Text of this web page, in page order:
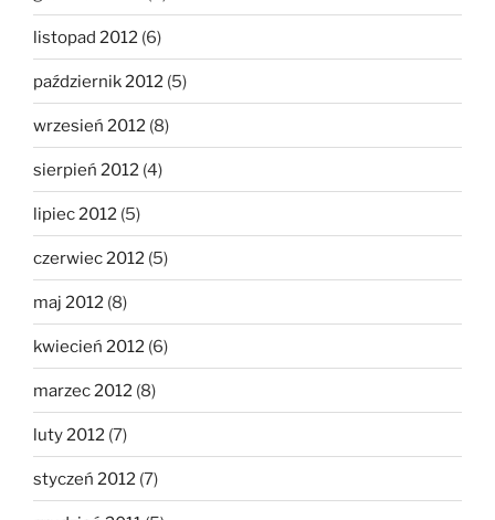
listopad 2012 (6)
październik 2012 (5)
wrzesień 2012 (8)
sierpień 2012 (4)
lipiec 2012 (5)
czerwiec 2012 (5)
maj 2012 (8)
kwiecień 2012 (6)
marzec 2012 (8)
luty 2012 (7)
styczeń 2012 (7)